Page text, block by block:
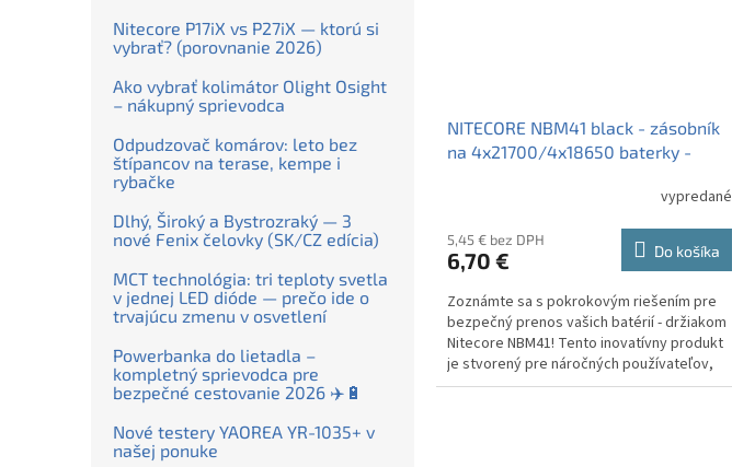
Nitecore P17iX vs P27iX — ktorú si
vybrať? (porovnanie 2026)
Ako vybrať kolimátor Olight Osight
– nákupný sprievodca
Odpudzovač komárov: leto bez
štípancov na terase, kempe i
rybačke
Dlhý, Široký a Bystrozraký — 3
nové Fenix čelovky (SK/CZ edícia)
MCT technológia: tri teploty svetla
v jednej LED dióde — prečo ide o
trvajúcu zmenu v osvetlení
Powerbanka do lietadla –
kompletný sprievodca pre
bezpečné cestovanie 2026 ✈️🔋
Nové testery YAOREA YR-1035+ v
našej ponuke
NITECORE NBM41 black - zásobník
na 4x21700/4x18650 baterky -
vypredané
5,45 € bez DPH
6,70 € Do košíka
Zoznámte sa s pokrokovým riešením pre
bezpečný prenos vašich batérií - držiakom
Nitecore NBM41! Tento inovatívny produkt
je stvorený pre náročných používateľov,
ktorí vyžadujú...